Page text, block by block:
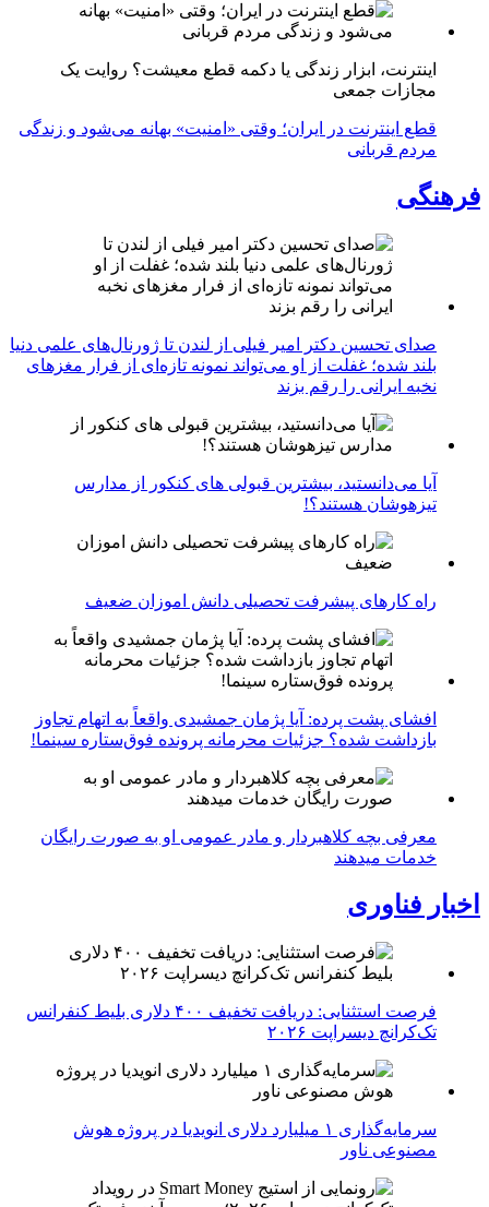
اینترنت، ابزار زندگی یا دکمه قطع معیشت؟ روایت یک
مجازات جمعی
قطع اینترنت در ایران؛ وقتی «امنیت» بهانه می‌شود و زندگی
مردم قربانی
فرهنگی
صدای تحسین دکتر امیر فیلی از لندن تا ژورنال‌های علمی دنیا
بلند شده؛ غفلت از او می‌تواند نمونه تازه‌ای از فرار مغزهای
نخبه ایرانی را رقم بزند
آیا می‌دانستید، بیشترین قبولی های کنکور از مدارس
تیزهوشان هستند؟!
راه کارهای پیشرفت تحصیلی دانش اموزان ضعیف
افشای پشت پرده: آیا پژمان جمشیدی واقعاً به اتهام تجاوز
بازداشت شده؟ جزئیات محرمانه پرونده فوق‌ستاره سینما!
معرفی بچه کلاهبردار و مادر عمومی او به صورت رایگان
خدمات میدهند
اخبار فناوری
فرصت استثنایی: دریافت تخفیف ۴۰۰ دلاری بلیط کنفرانس
تک‌کرانچ دیسراپت ۲۰۲۶
سرمایه‌گذاری ۱ میلیارد دلاری انویدیا در پروژه هوش
مصنوعی ناور